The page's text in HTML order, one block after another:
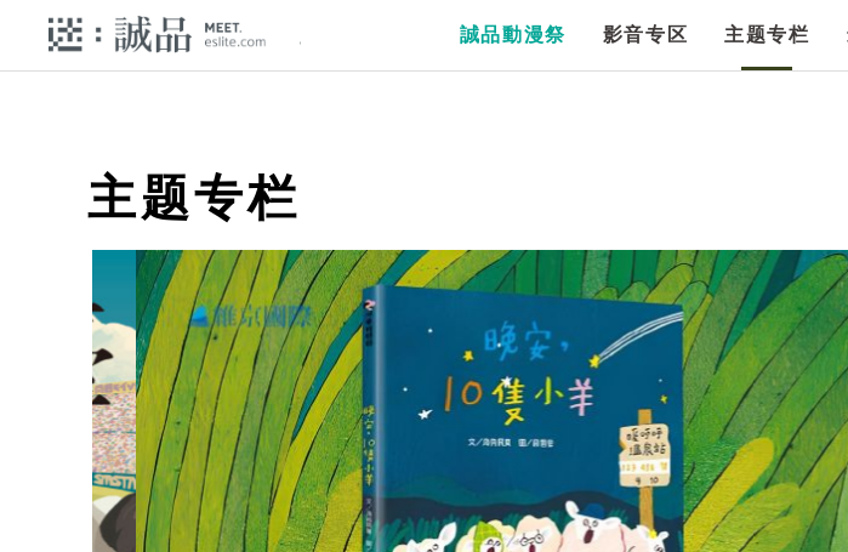
誠品動漫祭 影音专区 主题专栏
主题专栏